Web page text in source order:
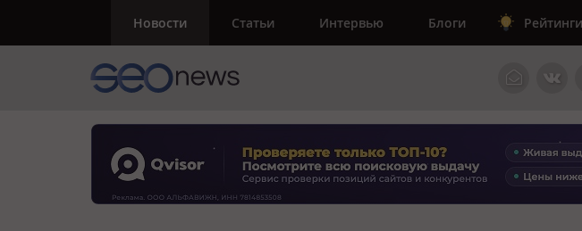
Новости Статьи Интервью Блоги Рейтинги